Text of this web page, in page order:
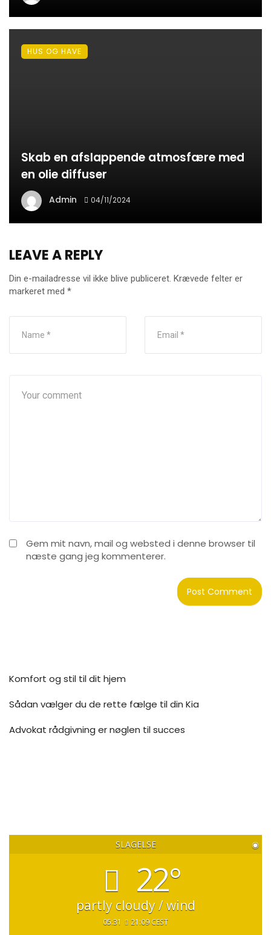
Skab en afslappende atmosfære med
en olie diffuser
Admin 04/11/2024
HUS OG HAVE
LEAVE A REPLY
Din e-mailadresse vil ikke blive publiceret. Krævede felter er
markeret med *
Gem mit navn, mail og websted i denne browser til
næste gang jeg kommenterer.
Komfort og stil til dit hjem
Sådan vælger du de rette fælge til din Kia
Advokat rådgivning er nøglen til succes
SLAGELSE ◉
22°
partly cloudy / wind
05:31 21:09 CEST